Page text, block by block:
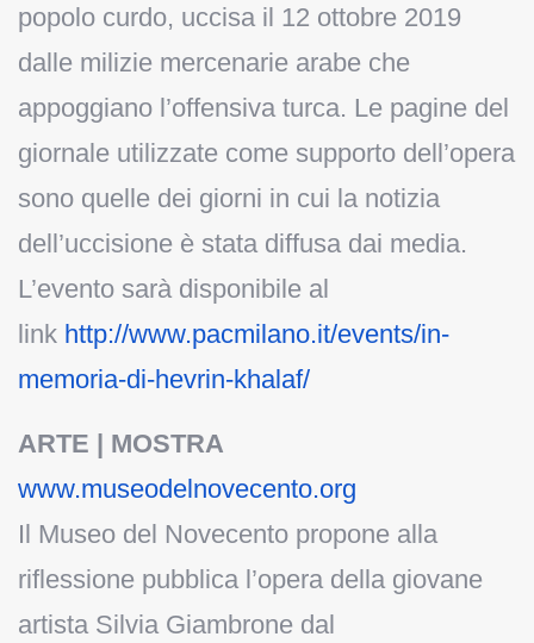
popolo curdo, uccisa il 12 ottobre 2019
dalle milizie mercenarie arabe che
appoggiano l’offensiva turca. Le pagine del
giornale utilizzate come supporto dell’opera
sono quelle dei giorni in cui la notizia
dell’uccisione è stata diffusa dai media.
L’evento sarà disponibile al
link http://www.pacmilano.it/events/in-
memoria-di-hevrin-khalaf/
ARTE | MOSTRA
www.museodelnovecento.org
Il Museo del Novecento propone alla
riflessione pubblica l’opera della giovane
artista Silvia Giambrone dal